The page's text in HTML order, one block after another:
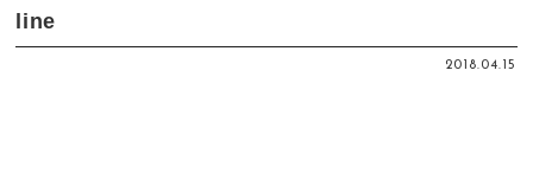
line
2018.04.15